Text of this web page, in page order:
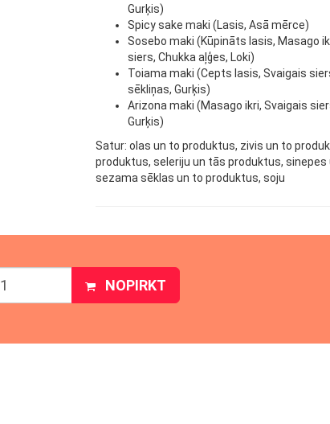
Gurķis)
Spicy sake maki (Lasis, Asā mērce)
Sosebo maki (Kūpināts lasis, Masago
siers, Chukka aļģes, Loki)
Toiama maki (Cepts lasis, Svaigais
sēkliņas, Gurķis)
Arizona maki (Masago ikri, Svaigais
Gurķis)
Satur: olas un to produktus, zivis un to
produktus, seleriju un tās produktus, sinepes
sezama sēklas un to produktus, soju
NOPIRKT